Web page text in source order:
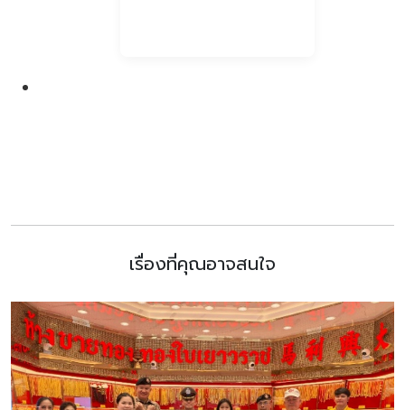
เรื่องที่คุณอาจสนใจ